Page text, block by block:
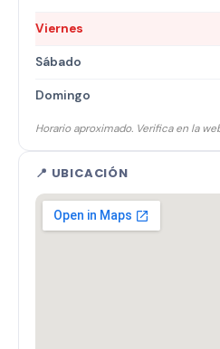
Viernes
Sábado
Domingo
Horario aproximado. Verifica en la
📍 UBICACIÓN